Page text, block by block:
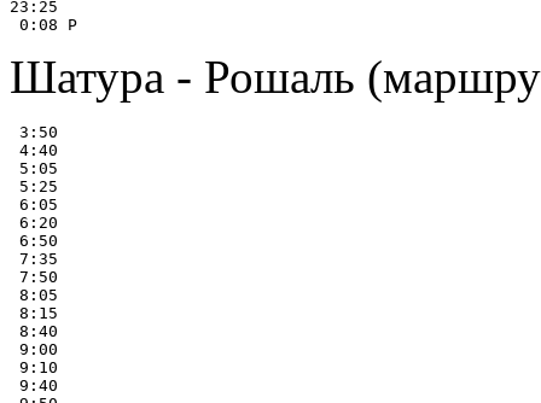
23:25
Шатура - Рошаль
3:50
4:40
5:05
5:25
6:05
6:20
6:50
7:35
7:50
8:05
8:15
8:40
9:00
9:10
9:40